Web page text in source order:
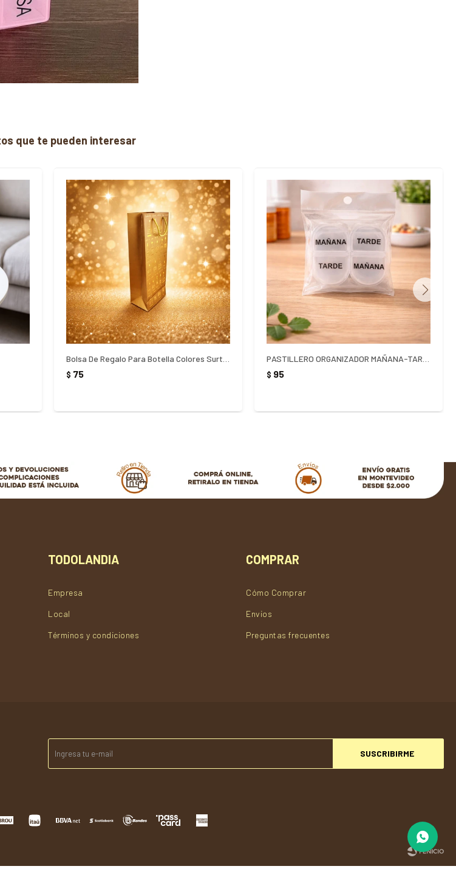
que te pueden interesar
$ 75 $ 95
SUSCRIBIRME
TODOLANDIA
Empresa
Local
Términos y condiciones
COMPRAR
Cómo Comprar
Envios
Preguntas frecuentes